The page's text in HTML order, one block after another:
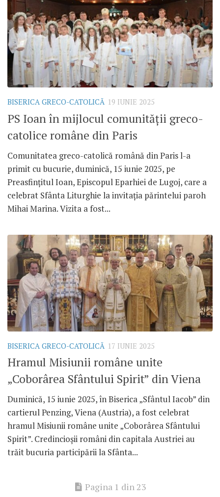
BISERICA GRECO-CATOLICĂ 19 IUNIE 2025
PS Ioan în mijlocul comunității greco-
catolice române din Paris
Comunitatea greco-catolică română din Paris l-a
primit cu bucurie, duminică, 15 iunie 2025, pe
Preasfințitul Ioan, Episcopul Eparhiei de Lugoj, care a
celebrat Sfânta Liturghie la invitația părintelui paroh
Mihai Marina. Vizita a fost...
BISERICA GRECO-CATOLICĂ 17 IUNIE 2025
Hramul Misiunii române unite
„Coborârea Sfântului Spirit” din Viena
Duminică, 15 iunie 2025, în Biserica „Sfântul Iacob” din
cartierul Penzing, Viena (Austria), a fost celebrat
hramul Misiunii române unite „Coborârea Sfântului
Spirit”. Credincioșii români din capitala Austriei au
trăit bucuria participării la Sfânta...
Pagina 1 din 23